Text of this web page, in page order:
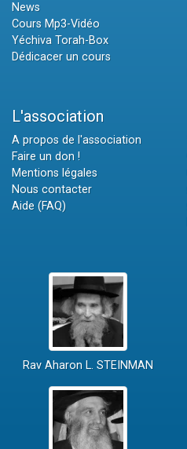
News
Cours Mp3-Vidéo
Yéchiva Torah-Box
Dédicacer un cours
L'association
A propos de l'association
Faire un don !
Mentions légales
Nous contacter
Aide (FAQ)
Rav Aharon L. STEINMAN